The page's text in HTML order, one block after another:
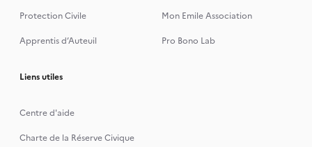
Protection Civile
Mon Emile Association
Apprentis d’Auteuil
Pro Bono Lab
Liens utiles
Centre d'aide
Charte de la Réserve Civique